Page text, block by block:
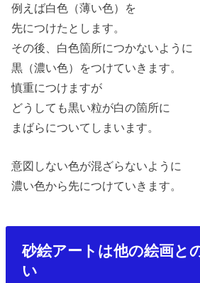
例えば白色（薄い色）を
先につけたとします。
その後、白色箇所につかないように
黒（濃い色）をつけていきます。
慎重につけますが
どうしても黒い粒が白の箇所に
まばらについてしまいます。
意図しない色が混ざらないように
濃い色から先につけていきます。
砂絵アートは他の絵画と
い